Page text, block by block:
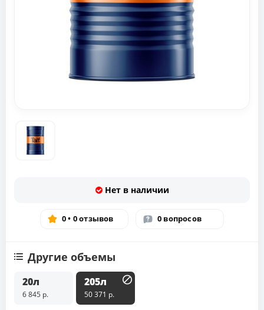
Нет в наличии
0 • 0 отзывов 0 вопросов
Другие объемы
20л
6 845 р.
205л
50 371 р.